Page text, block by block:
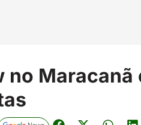
no Maracanã